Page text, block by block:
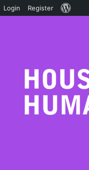
Login Register